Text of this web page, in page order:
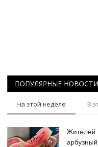
ПОПУЛЯРНЫЕ НОВОСТИ
на этой неделе В
Жителей